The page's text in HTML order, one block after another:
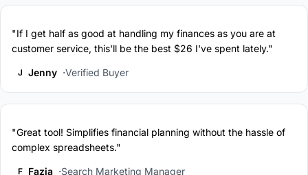
"If I get half as good at handling my finances as you are at
customer service, this'll be the best $26 I've spent lately."
J Jenny Verified Buyer
"Great tool! Simplifies financial planning without the hassle of
complex spreadsheets."
F Fazia Search Marketing Manager